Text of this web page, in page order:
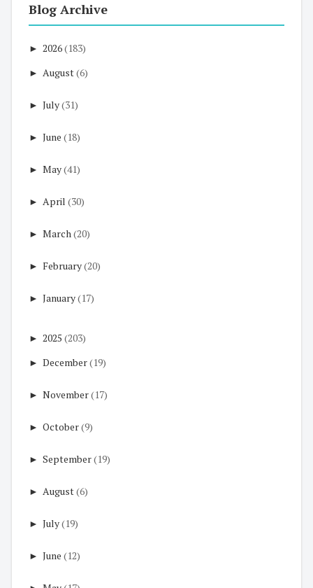
Blog Archive
► 2026(183)
► August(6)
► July(31)
► June (18)
► May(41)
► April (30)
► March(20)
► February(20)
► January(17)
► 2025 (203)
► December(19)
► November(17)
► October(9)
► September(19)
► August(6)
► July(19)
► June (12)